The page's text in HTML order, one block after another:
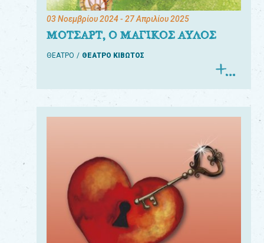
03 Νοεμβρίου 2024- 27 Απριλίου 2025
ΜΟΤΣΑΡΤ, Ο ΜΑΓΙΚΟΣ ΑΥΛΟΣ
ΘΕΑΤΡΟ ΘΕΑΤΡΟ ΚΙΒΩΤΟΣ